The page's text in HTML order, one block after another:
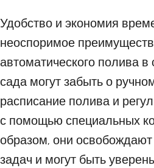
Удобство и экономия
неоспоримое
автоматического полива
сада могут забыть о
расписание полива и
с помощью специальных
образом, они
задач и могут быть